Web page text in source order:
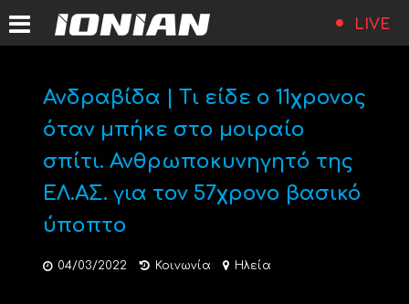
LIVE
Ανδραβίδα | Τι είδε ο 11χρονος
όταν μπήκε στο μοιραίο
σπίτι. Ανθρωποκυνηγητό της
ΕΛ.ΑΣ. για τον 57χρονο βασικό
ύποπτο
04/03/2022 Κοινωνία Ηλεία